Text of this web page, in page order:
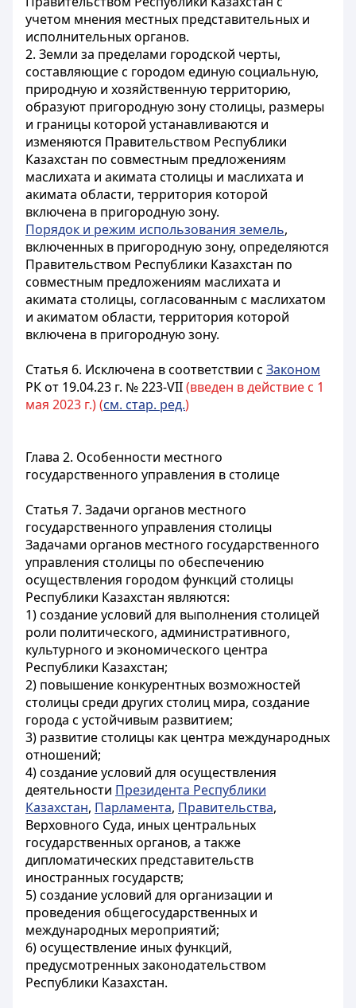
учетом мнения местных представительных и
исполнительных органов.
2. Земли за пределами городской черты,
составляющие с городом единую социальную,
природную и хозяйственную территорию,
образуют пригородную зону столицы, размеры
и границы которой устанавливаются и
изменяются Правительством Республики
Казахстан по совместным предложениям
маслихата и акимата столицы и маслихата и
акимата области, территория которой
включена в пригородную зону.
Порядок и режим использования земель,
включенных в пригородную зону, определяются
Правительством Республики Казахстан по
совместным предложениям маслихата и
акимата столицы, согласованным с маслихатом
и акиматом области, территория которой
включена в пригородную зону.
Статья 6. Исключена в соответствии с Законом
РК от 19.04.23 г. № 223-VII(введен в действие с 1
мая 2023 г.) (см. стар. ред.)
Глава 2. Особенности местного
государственного управления в столице
Статья 7. Задачи органов местного
государственного управления столицы
Задачами органов местного государственного
управления столицы по обеспечению
осуществления городом функций столицы
Республики Казахстан являются:
1) создание условий для выполнения столицей
роли политического, административного,
культурного и экономического центра
Республики Казахстан;
2) повышение конкурентных возможностей
столицы среди других столиц мира, создание
города с устойчивым развитием;
3) развитие столицы как центра международных
отношений;
4) создание условий для осуществления
деятельности Президента Республики
Казахстан, Парламента, Правительства,
Верховного Суда, иных центральных
государственных органов, а также
дипломатических представительств
иностранных государств;
5) создание условий для организации и
проведения общегосударственных и
международных мероприятий;
6) осуществление иных функций,
предусмотренных законодательством
Республики Казахстан.